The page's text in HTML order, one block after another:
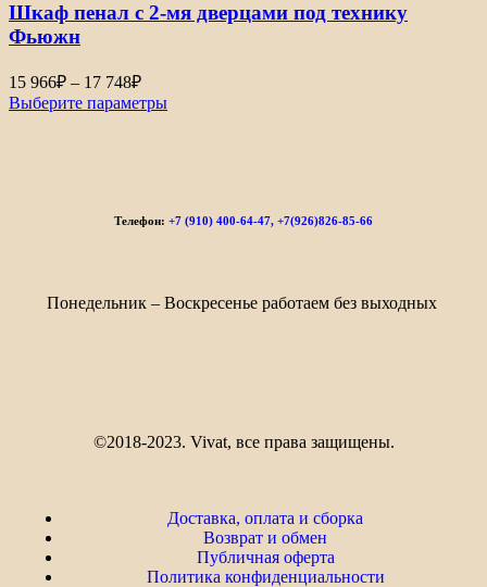
Шкаф пенал с 2-мя дверцами под технику
Фьюжн
15 966₽ – 17 748₽
Выберите параметры
Телефон: +7 (910) 400-64-47, +7(926)826-85-66
Понедельник – Воскресенье работаем без выходных
©2018-2023. Vivat, все права защищены.
Доставка, оплата и сборка
Возврат и обмен
Публичная оферта
Политика конфиденциальности